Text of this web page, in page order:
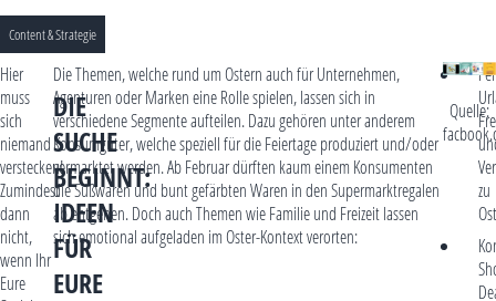
Content & Strategie
Hier
muss
sich
niemand
verstecken!
Zumindest
dann
nicht,
wenn Ihr
Eure
DIE
SUCHE
BEGINNT:
IDEEN
FÜR
EURE
Die Themen, welche rund um Ostern auch für Unternehmen,
Agenturen oder Marken eine Rolle spielen, lassen sich in
verschiedene Segmente aufteilen. Dazu gehören unter anderem
Konsumgüter, welche speziell für die Feiertage produziert und/oder
vermarktet werden. Ab Februar dürften kaum einem Konsumenten
die Süßwaren und bunt gefärbten Waren in den Supermarktregalen
ab entgehen. Doch auch Themen wie Familie und Freizeit lassen
sich emotional aufgeladen im Oster-Kontext verorten:
zu
Quelle: